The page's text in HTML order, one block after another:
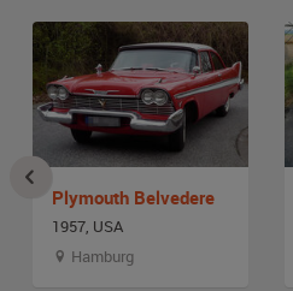
Plymouth Belvedere
1957, USA
Hamburg